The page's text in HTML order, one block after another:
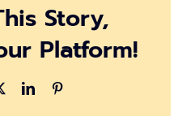
Story,
Platform!
LinkedIn